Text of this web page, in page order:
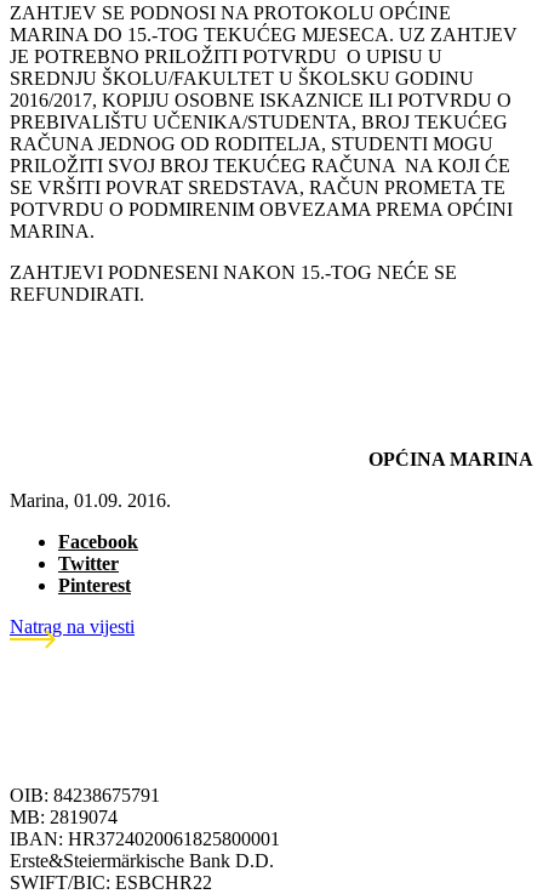
ZAHTJEV SE PODNOSI NA PROTOKOLU OPĆINE
MARINA DO 15.-TOG TEKUĆEG MJESECA. UZ ZAHTJEV
JE POTREBNO PRILOŽITI POTVRDU O UPISU U
SREDNJU ŠKOLU/FAKULTET U ŠKOLSKU GODINU
2016/2017, KOPIJU OSOBNE ISKAZNICE ILI POTVRDU O
PREBIVALIŠTU UČENIKA/STUDENTA, BROJ TEKUĆEG
RAČUNA JEDNOG OD RODITELJA, STUDENTI MOGU
PRILOŽITI SVOJ BROJ TEKUĆEG RAČUNA NA KOJI ĆE
SE VRŠITI POVRAT SREDSTAVA, RAČUN PROMETA TE
POTVRDU O PODMIRENIM OBVEZAMA PREMA OPĆINI
MARINA.
ZAHTJEVI PODNESENI NAKON 15.-TOG NEĆE SE
REFUNDIRATI.
OPĆINA MARINA
Marina, 01.09. 2016.
Facebook
Twitter
Pinterest
Natrag na vijesti
OIB: 84238675791
MB: 2819074
IBAN: HR3724020061825800001
Erste&Steiermärkische Bank D.D.
SWIFT/BIC: ESBCHR22